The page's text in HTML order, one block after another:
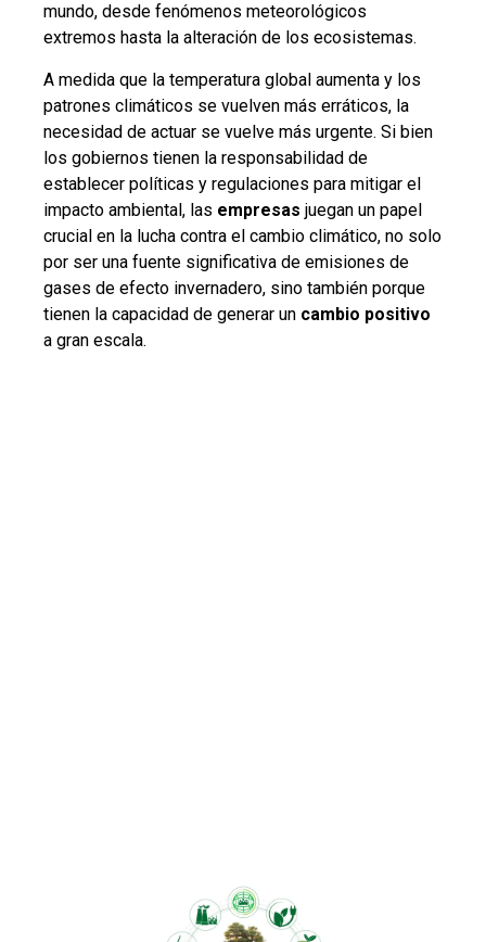
mundo, desde fenómenos meteorológicos
extremos hasta la alteración de los ecosistemas.
A medida que la temperatura global aumenta y los
patrones climáticos se vuelven más erráticos, la
necesidad de actuar se vuelve más urgente. Si bien
los gobiernos tienen la responsabilidad de
establecer políticas y regulaciones para mitigar el
impacto ambiental, las empresas juegan un papel
crucial en la lucha contra el cambio climático, no solo
por ser una fuente significativa de emisiones de
gases de efecto invernadero, sino también porque
tienen la capacidad de generar un cambio positivo
a gran escala.